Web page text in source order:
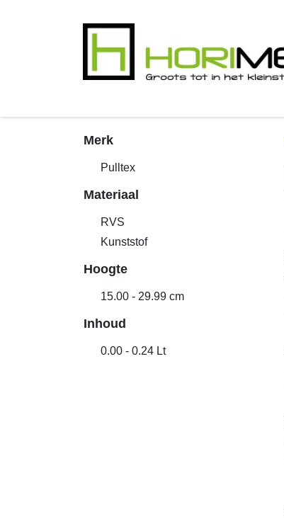
Merk
Pulltex
Materiaal
RVS
Kunststof
Hoogte
15.00 - 29.99 cm
Inhoud
0.00 - 0.24 Lt